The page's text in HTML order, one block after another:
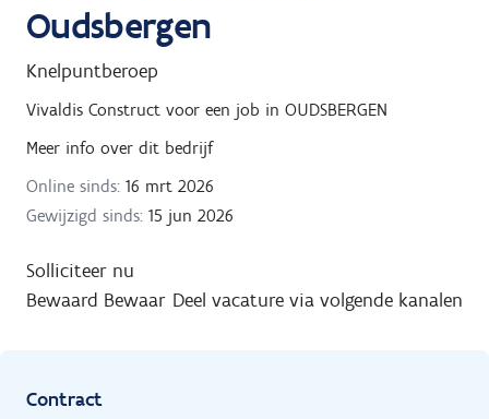
Oudsbergen
Knelpuntberoep
Vivaldis Construct voor een job in OUDSBERGEN
Meer info over dit bedrijf
Online sinds: 16 mrt 2026
Gewijzigd sinds: 15 jun 2026
Solliciteer nu
Bewaard Bewaar Deel vacature via volgende kanalen
Contract